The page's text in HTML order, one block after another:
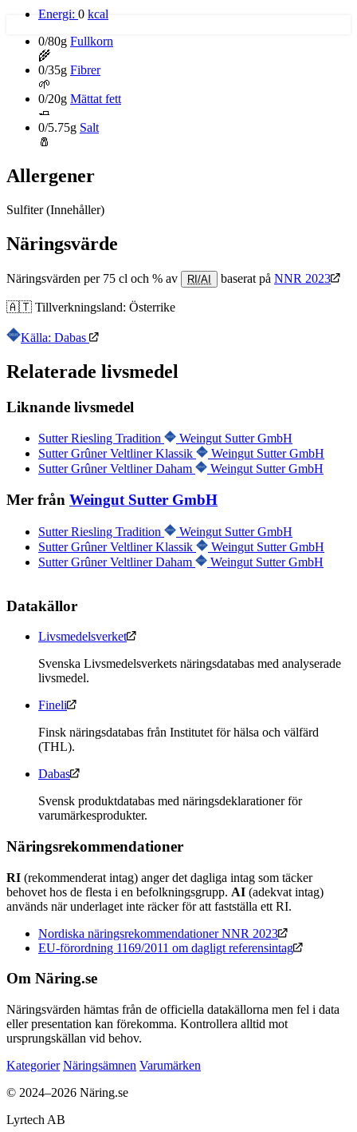
Energi: 0 kcal
0/80g Fullkorn
🌾
0/35g Fibrer
🌱
0/20g Mättat fett
🧈
0/5.75g Salt
🧂
Allergener
Sulfiter(Innehåller)
Näringsvärde
Näringsvärden per 75 cl och % av RI/AI baserat på NNR 2023
🇦🇹 Tillverkningsland: Österrike
Källa: Dabas
Relaterade livsmedel
Liknande livsmedel
Sutter Riesling Tradition
Weingut Sutter GmbH
Sutter Grûner Veltliner Klassik
Weingut Sutter GmbH
Sutter Grûner Veltliner Daham
Weingut Sutter GmbH
Mer från Weingut Sutter GmbH
Sutter Riesling Tradition
Weingut Sutter GmbH
Sutter Grûner Veltliner Klassik
Weingut Sutter GmbH
Sutter Grûner Veltliner Daham
Weingut Sutter GmbH
Datakällor
Livsmedelsverket
Svenska Livsmedelsverkets näringsdatabas med analyserade
livsmedel.
Fineli
Finsk näringsdatabas från Institutet för hälsa och välfärd
(THL).
Dabas
Svensk produktdatabas med näringsdeklarationer för
varumärkesprodukter.
Näringsrekommendationer
RI (rekommenderat intag) anger det dagliga intag som täcker
behovet hos de flesta i en befolkningsgrupp. AI (adekvat intag)
används när underlaget inte räcker för att fastställa ett RI.
Nordiska näringsrekommendationer NNR 2023
EU-förordning 1169/2011 om dagligt referensintag
Om Näring.se
Näringsvärden hämtas från de officiella datakällorna men fel i data
eller presentation kan förekomma. Kontrollera alltid mot
ursprungskällan vid behov.
Kategorier Näringsämnen Varumärken
© 2024–2026 Näring.se
Lyrtech AB